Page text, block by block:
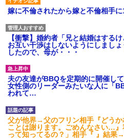
嫁に不倫されたから嫁と不倫相手
【衝撃】婚約者「兄と結婚はする
お互い干渉はしないようにしまし
したので、母が・・・
夫の友達がBBQを定期的に開催し
女性側のリーダーみたいな人に「
われて…
父が他界→父のフリン相手『どう
ことは謝ります。ごめんなさい…
って知ってるの？」相手『 』結果→